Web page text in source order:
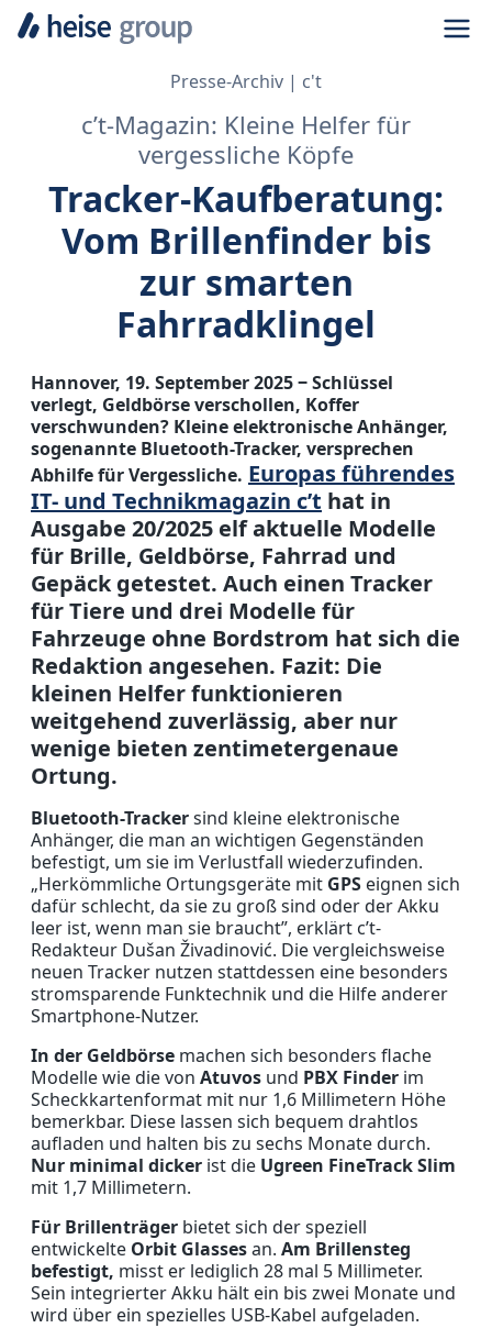
Presse-Archiv
c't
c’t-Magazin: Kleine Helfer für
vergessliche Köpfe
Tracker-Kaufberatung:
Vom Brillenfinder bis
zur smarten
Fahrradklingel
Hannover, 19. September 2025 ‒ Schlüssel
verlegt, Geldbörse verschollen, Koffer
verschwunden? Kleine elektronische Anhänger,
sogenannte Bluetooth-Tracker, versprechen
Abhilfe für Vergessliche. Europas führendes
IT- und Technikmagazin c’t hat in
Ausgabe 20/2025 elf aktuelle Modelle
für Brille, Geldbörse, Fahrrad und
Gepäck getestet. Auch einen Tracker
für Tiere und drei Modelle für
Fahrzeuge ohne Bordstrom hat sich die
Redaktion angesehen. Fazit: Die
kleinen Helfer funktionieren
weitgehend zuverlässig, aber nur
wenige bieten zentimetergenaue
Ortung.
Bluetooth-Trackersind kleine elektronische
Anhänger, die man an wichtigen Gegenständen
befestigt, um sie im Verlustfall wiederzufinden.
„Herkömmliche Ortungsgeräte mit GPS eignen sich
dafür schlecht, da sie zu groß sind oder der Akku
leer ist, wenn man sie braucht”, erklärt c’t-
Redakteur Dušan Živadinović. Die vergleichsweise
neuen Tracker nutzen stattdessen eine besonders
stromsparende Funktechnik und die Hilfe anderer
Smartphone-Nutzer.
In der Geldbörse machen sich besonders flache
Modelle wie die von Atuvos und PBX Finder im
Scheckkartenformat mit nur 1,6 Millimetern Höhe
bemerkbar. Diese lassen sich bequem drahtlos
aufladen und halten bis zu sechs Monate durch.
Nur minimal dicker ist die Ugreen FineTrack Slim
mit 1,7 Millimetern.
Für Brillenträger bietet sich der speziell
entwickelte Orbit Glassesan. Am Brillensteg
befestigt, misst er lediglich 28 mal 5 Millimeter.
Sein integrierter Akku hält ein bis zwei Monate und
wird über ein spezielles USB-Kabel aufgeladen.